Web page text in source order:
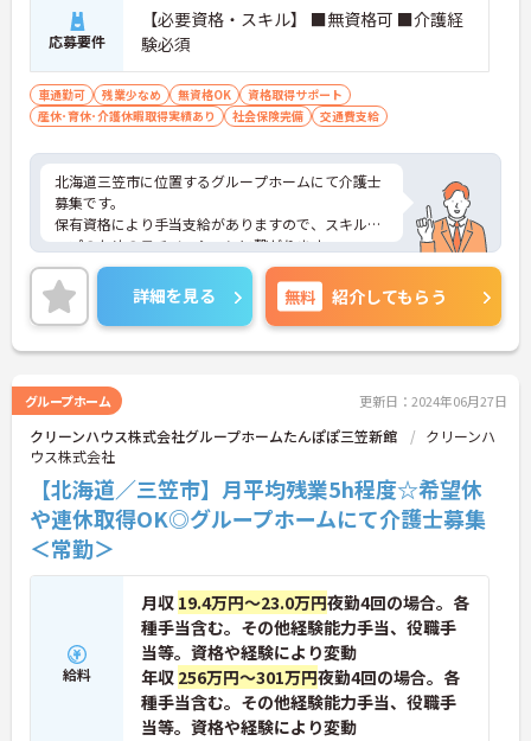
応募要件
【必要資格・スキル】 ■無資格可 ■介護経
験必須
車通勤可 残業少なめ 無資格OK
資格取得サポート
産休･育休･介護休暇取得実績あり
社会保険完備 交通費支給
北海道三笠市に位置するグループホームにて介護士
募集です。
保有資格により手当支給がありますので、スキルア
ップのためのモチベーションに繋がります。
ご興味のある方には、面接対策ポイントなど、さら
に詳細をお話いたしますので、お気軽にご相談くだ
さい。
詳細を見る 無料 紹介してもらう
グループホーム 更新日：2024年06月27日
クリーンハウス株式会社グループホームたんぽぽ三笠新館
クリーンハ
ウス株式会社
【北海道／三笠市】月平均残業5h程度☆希望休
や連休取得OK◎グループホームにて介護士募集
＜常勤＞
給料
月収 19.4万円～23.0万円夜勤4回の場合。各
種手当含む。その他経験能力手当、役職手
当等。資格や経験により変動
年収 256万円～301万円夜勤4回の場合。各
種手当含む。その他経験能力手当、役職手
当等。資格や経験により変動